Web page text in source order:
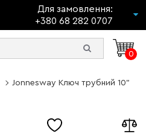
Для замовлення:
+380 68 282 0707
0
Jonnesway Ключ трубний 10"